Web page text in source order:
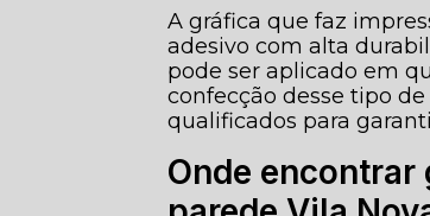
A gráfica que faz
adesivo com alta
pode ser aplicado em
confecção desse tipo
qualificados para
Onde